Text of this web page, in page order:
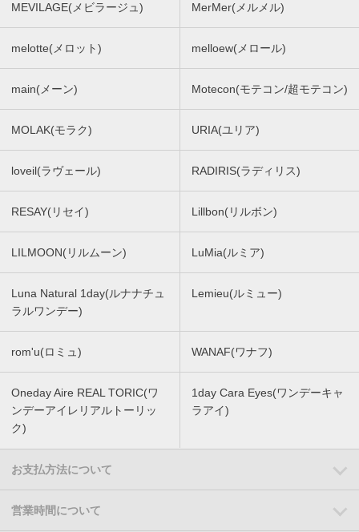
MEVILAGE(メビラージュ) MerMer(メルメル)
melotte(メロット) melloew(メロール)
main(メーン) Motecon(モテコン/超モテコン)
MOLAK(モラク) URIA(ユリア)
loveil(ラヴェール) RADIRIS(ラディリス)
RESAY(リセイ) Lillbon(リルボン)
LILMOON(リルムーン) LuMia(ルミア)
Luna Natural 1day(ルナナチュ
ラルワンデー)
Lemieu(ルミュー)
rom'u(ロミュ) WANAF(ワナフ)
Oneday Aire REAL TORIC(ワ
ンデーアイレリアルトーリッ
ク)
1day Cara Eyes(ワンデーキャ
ラアイ)
お支払方法について
営業時間について